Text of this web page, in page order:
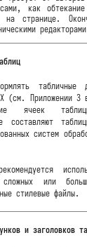
как
странице.
табличные
(см. Приложении 3
ячеек
составляют
систем
или
стилевые файлы.
и заголовков